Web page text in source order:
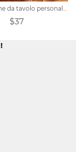
Decorazione da tavolo personalizzata per albero di Natale
$37